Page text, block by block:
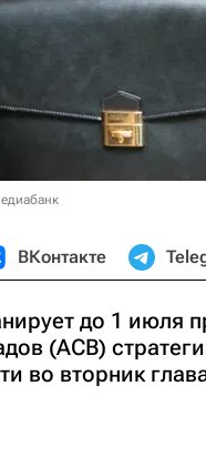
ВКонтакте
до 1 июля
(АСВ)
во вторник